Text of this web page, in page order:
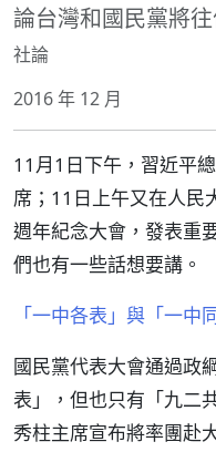
論台灣和國民黨將
社論
2016 年 12 月
11月1日下午，習近平
席；11日上午又在人民
週年紀念大會，發表重
們也有一些話想要講。
「一中各表」與「一中
國民黨代表大會通過政
表」，但也只有「九二
秀柱主席宣布將率團赴